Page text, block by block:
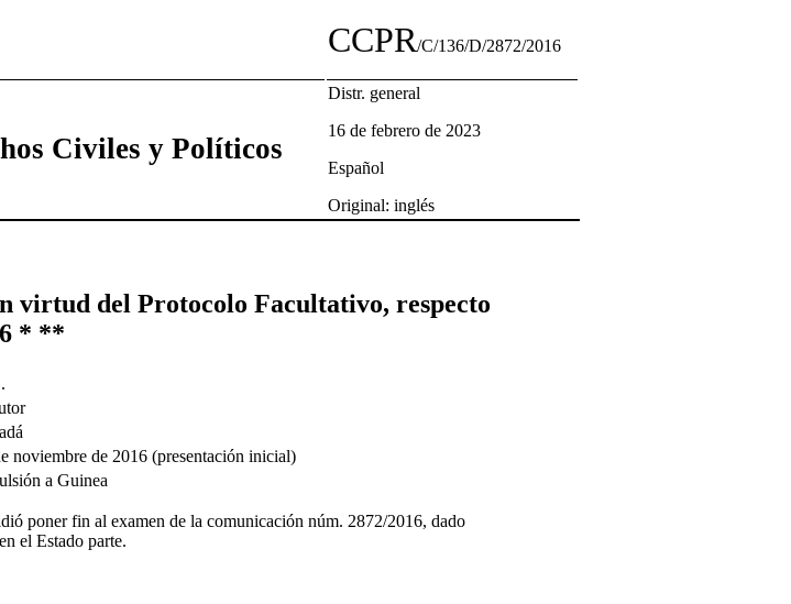
CCPR/C/136/D/2872/2016
Civiles y Políticos
Distr. general
16 de febrero de 2023
Español
Original: inglés
virtud del Protocolo Facultativo, respecto
* **
noviembre de 2016 (presentación inicial)
a Guinea
poner fin al examen de la comunicación núm. 2872/2016, dado
el Estado parte.